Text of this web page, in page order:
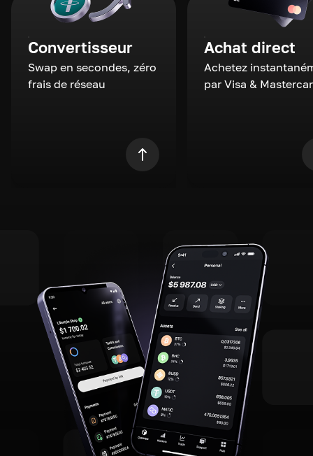
Convertisseur
Swap en secondes, zéro
frais de réseau
Achat direct
Achetez
par Visa &